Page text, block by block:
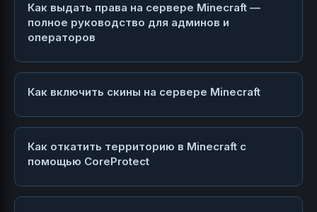
Как выдать права на сервере Minecraft —
полное руководство для админов и
операторов
Как включить скины на сервере Minecraft
Как откатить территорию в Minecraft с
помощью CoreProtect